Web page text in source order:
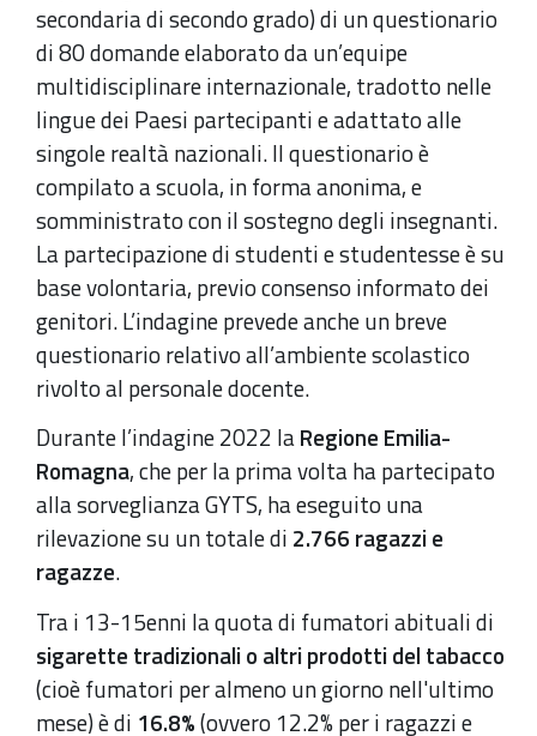
secondaria di secondo grado) di un questionario
di 80 domande elaborato da un’equipe
multidisciplinare internazionale, tradotto nelle
lingue dei Paesi partecipanti e adattato alle
singole realtà nazionali. Il questionario è
compilato a scuola, in forma anonima, e
somministrato con il sostegno degli insegnanti.
La partecipazione di studenti e studentesse è su
base volontaria, previo consenso informato dei
genitori. L’indagine prevede anche un breve
questionario relativo all’ambiente scolastico
rivolto al personale docente.
Durante l’indagine 2022 laRegione Emilia-
Romagna, che per la prima volta ha partecipato
alla sorveglianza GYTS, ha eseguito una
rilevazione su un totale di 2.766 ragazzi e
ragazze.
Tra i 13-15enni la quota di fumatori abituali di
sigarette tradizionali o altri prodotti del tabacco
(cioè fumatori per almeno un giorno nell'ultimo
mese)è di 16.8%(ovvero 12.2% per i ragazzi e